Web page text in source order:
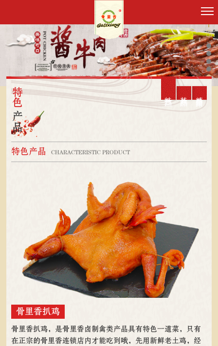
05
特色
产品
精典卤菜
其他产品
特色产品
特色产品 CHARACTERISTIC PRODUCT
骨里香扒鸡
骨里香扒鸡，是骨里香卤制禽类产品具有特色一道菜，只有
在正宗的骨里香连锁店内才能吃到哦，先用新鲜老土鸡，经